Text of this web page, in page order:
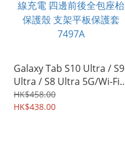
Galaxy Tab S10 Ultra / S9
Ultra / S8 Ultra 5G/Wi-Fi
SUPCASE Unicorn Beetle
Pro 可放S Pen及無線充電
HK$458.00
HK$438.00